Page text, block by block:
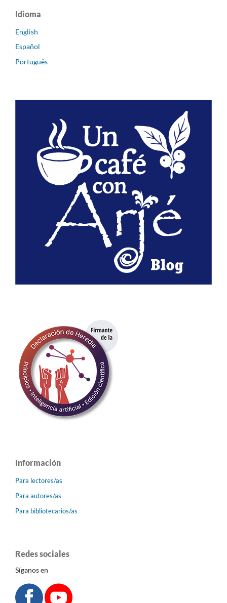
Idioma
English
Español
Português
Información
Para lectores/as
Para autores/as
Para bibliotecarios/as
Redes sociales
Síganos en